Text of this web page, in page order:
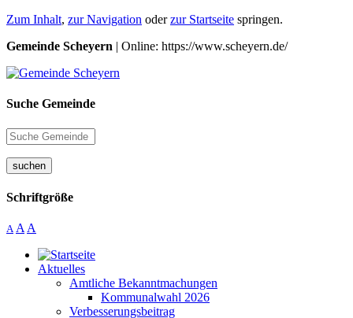
Zum Inhalt, zur Navigation oderzur Startseite springen.
Gemeinde Scheyern | Online: https://www.scheyern.de/
Suche Gemeinde
suchen
Schriftgröße
A A A
Aktuelles
Amtliche Bekanntmachungen
Kommunalwahl 2026
Verbesserungsbeitrag